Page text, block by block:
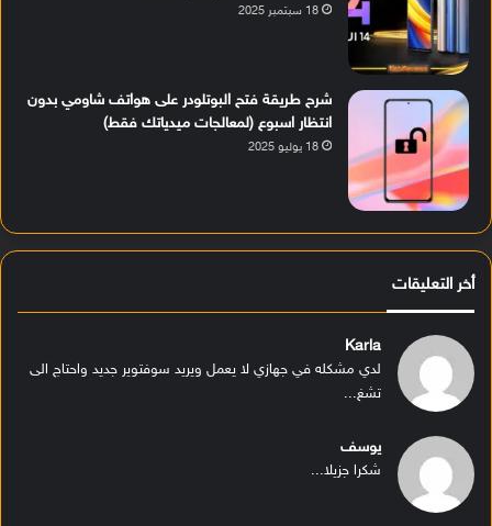
18 سبتمبر 2025
شرح طريقة فتح البوتلودر على هواتف شاومي بدون
انتظار اسبوع (لمعالجات ميدياتك فقط)
18 يوليو 2025
أخر التعليقات
Karla
لدي مشكله في جهازي لا يعمل ويريد سوفتوير جديد واحتاج الى
تشغ...
يوسف
شكرا جزيلا...